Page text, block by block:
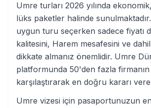
Umre turları 2026 yılında
lüks paketler halinde
uygun turu seçerken sadece fiyatı
kalitesini, Harem mesafesini ve
dikkate almanız önemlidir. Umre
platformunda 50'den fazla firmanın
karşılaştırarak en doğru kararı
Umre vizesi için pasaportunuzun